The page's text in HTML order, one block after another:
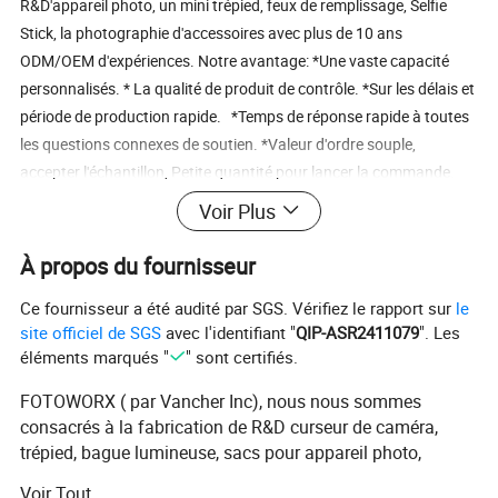
R&D'appareil photo, un mini trépied, feux de remplissage, Selfie
Stick, la photographie d'accessoires avec plus de 10 ans
ODM/OEM d'expériences. Notre avantage: *Une vaste capacité
personnalisés. * La qualité de produit de contrôle. *Sur les délais et
période de production rapide. *Temps de réponse rapide à toutes
les questions connexes de soutien. *Valeur d'ordre souple,
accepter l'échantillon, Petite quantité pour lancer la commande.
*L'aide votre sélection de produits, l'usine d'inspection, contrôle de
la qualité et de la logistique, enregistrez votre temps et le coût pour
les clients. Nous sommes le vôtre fiable et professionnel d'un
fournisseur de solutions d'arrêt, n'hésitez pas à nous contacter si
vous avez toute enquête. FAQ 1, les échantillons de contrôle de
la qualité ? <<<
Voir Plus
À propos du fournisseur
Ce fournisseur a été audité par SGS. Vérifiez le rapport sur le
site officiel de SGS avec l'identifiant "QIP-ASR2411079". Les
éléments marqués "
" sont certifiés.
FOTOWORX ( par Vancher Inc), nous nous sommes
consacrés à la fabrication de R&D curseur de caméra,
trépied, bague lumineuse, sacs pour appareil photo,